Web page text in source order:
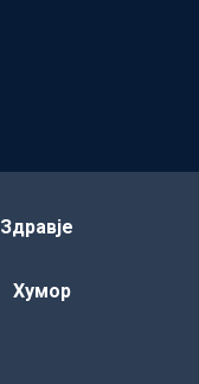
Здравје
Хумор